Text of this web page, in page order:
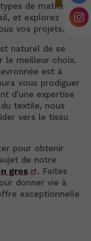
de matières,
et explorez ainsi
vos projets.
naturel de se
le meilleur choix.
est à
vous prodiguer
d'une expertise
textile, nous
vers le tissu
pour obtenir
de notre
gros
. Faites
donner vie à
exceptionnelle